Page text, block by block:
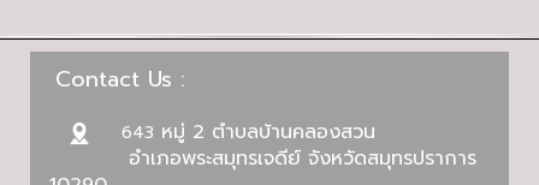
Contact Us :
643 หมู่ 2 ตำบลบ้านคลองสวน
อำเภอพระสมุทรเจดีย์ จังหวัดสมุทรปราการ